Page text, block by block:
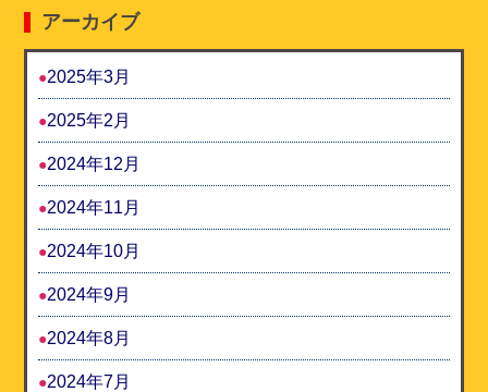
アーカイブ
2025年3月
2025年2月
2024年12月
2024年11月
2024年10月
2024年9月
2024年8月
2024年7月